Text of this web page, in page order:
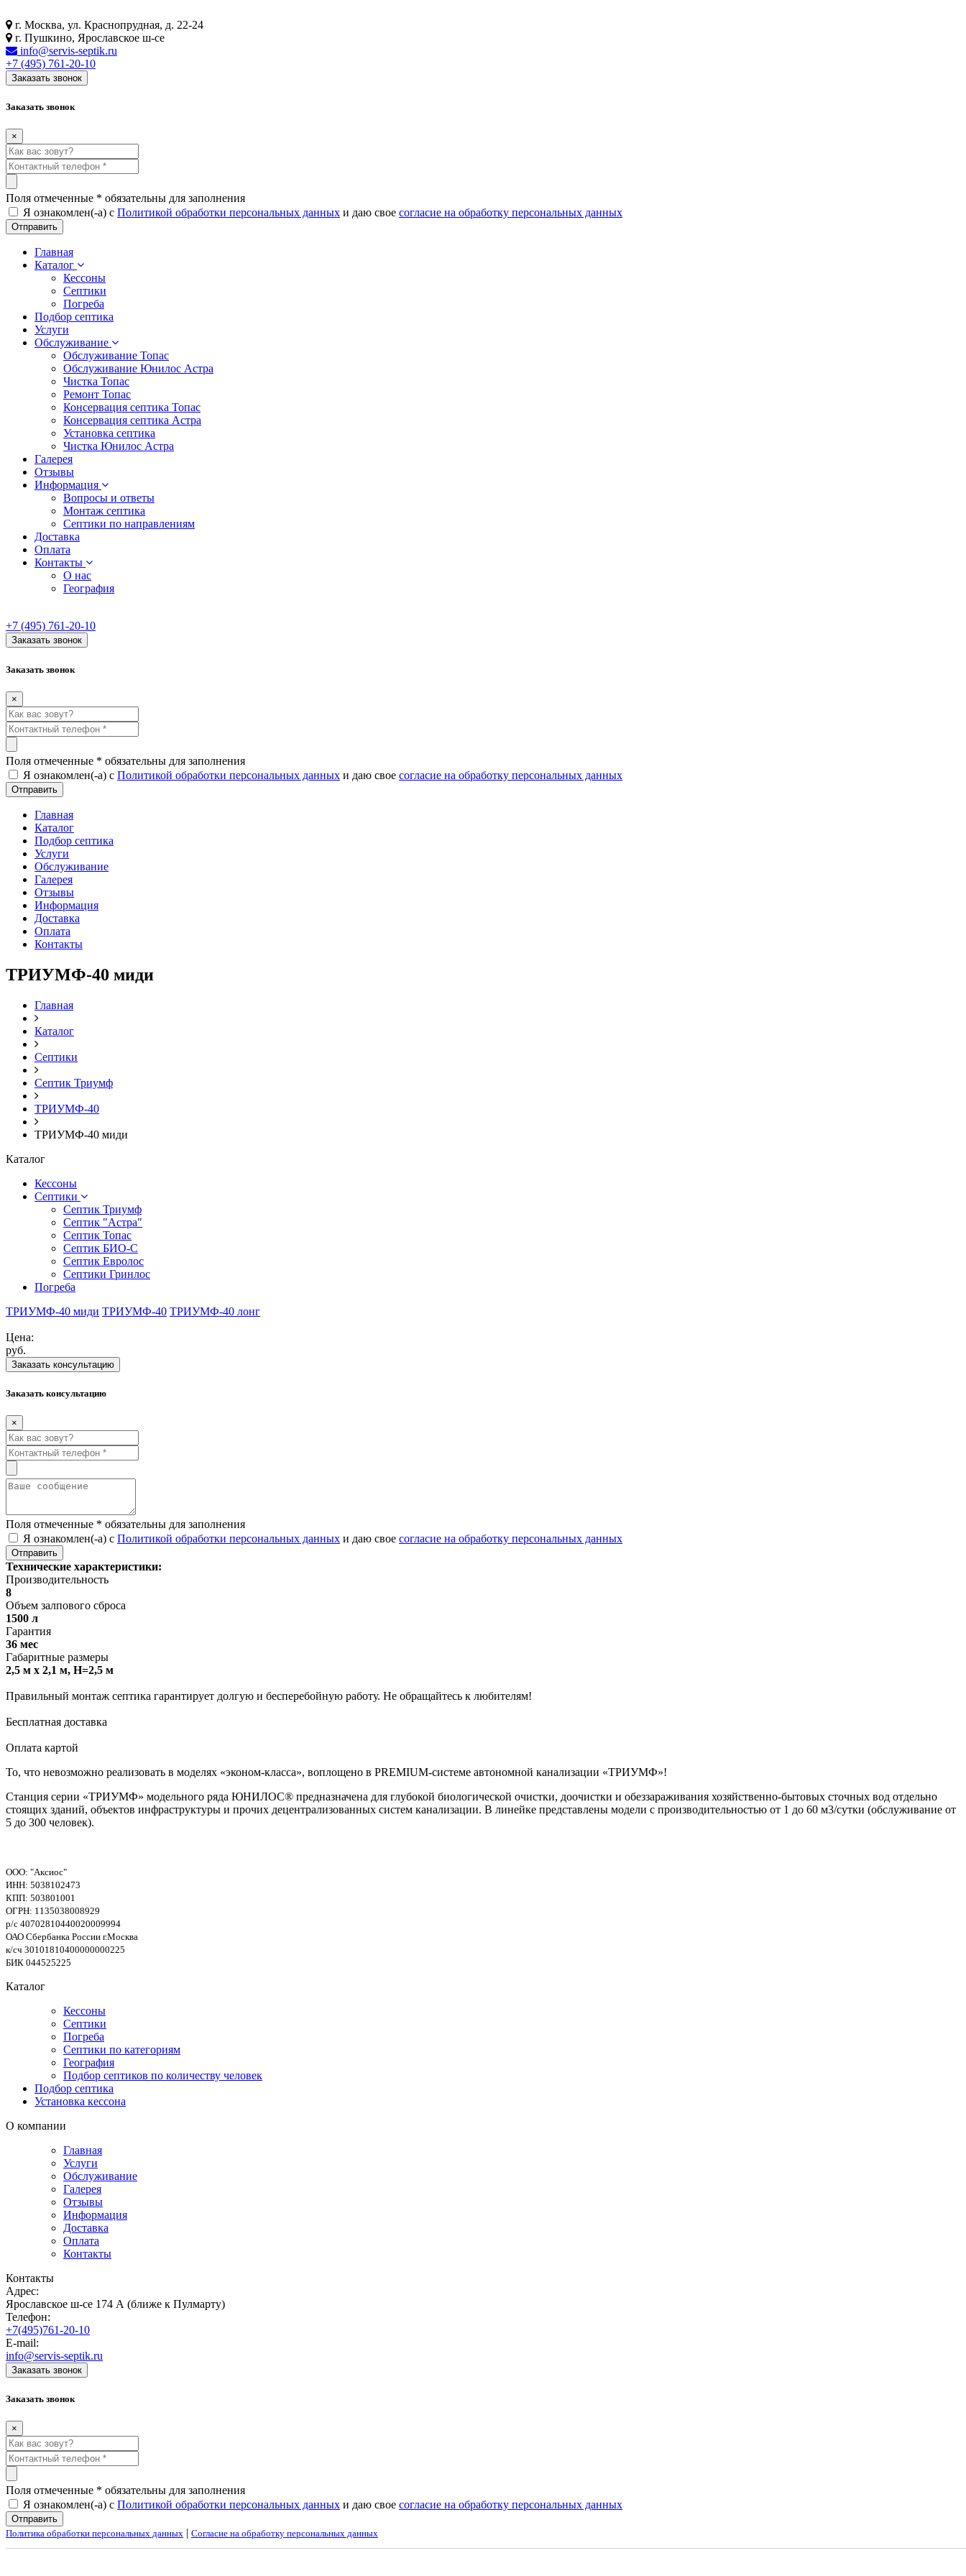
г. Москва, ул. Краснопрудная, д. 22-24
г. Пушкино, Ярославское ш-се
info@servis-septik.ru
+7 (495) 761-20-10
Заказать звонок
Заказать звонок
×
Поля отмеченные * обязательны для заполнения
Я ознакомлен(-а) с Политикой обработки персональных данных и даю свое согласие на обработку персональных данных
Главная
Каталог
Кессоны
Септики
Погреба
Подбор септика
Услуги
Обслуживание
Обслуживание Топас
Обслуживание Юнилос Астра
Чистка Топас
Ремонт Топас
Консервация септика Топас
Консервация септика Астра
Установка септика
Чистка Юнилос Астра
Галерея
Отзывы
Информация
Вопросы и ответы
Монтаж септика
Септики по направлениям
Доставка
Оплата
Контакты
О нас
География
+7 (495) 761-20-10
Заказать звонок
Заказать звонок
×
Поля отмеченные * обязательны для заполнения
Я ознакомлен(-а) с Политикой обработки персональных данных и даю свое согласие на обработку персональных данных
Главная
Каталог
Подбор септика
Услуги
Обслуживание
Галерея
Отзывы
Информация
Доставка
Оплата
Контакты
ТРИУМФ-40 миди
Главная
Каталог
Септики
Септик Триумф
ТРИУМФ-40
ТРИУМФ-40 миди
Каталог
Кессоны
Септики
Септик Триумф
Септик "Астра"
Септик Топас
Септик БИО-С
Септик Евролос
Септики Гринлос
Погреба
ТРИУМФ-40 миди ТРИУМФ-40 ТРИУМФ-40 лонг
Цена:
руб.
Заказать консультацию
Заказать консультацию
×
Поля отмеченные * обязательны для заполнения
Я ознакомлен(-а) с Политикой обработки персональных данных и даю свое согласие на обработку персональных данных
Технические характеристики:
Производительность
8
Объем залпового сброса
1500 л
Гарантия
36 мес
Габаритные размеры
2,5 м х 2,1 м, H=2,5 м
Правильный монтаж септика гарантирует долгую и бесперебойную работу. Не обращайтесь к любителям!
Бесплатная доставка
Оплата картой
То, что невозможно реализовать в моделях «эконом-класса», воплощено в PREMIUM-системе автономной канализации «ТРИУМФ»!
Станция серии «ТРИУМФ» модельного ряда ЮНИЛОС® предназначена для глубокой биологической очистки, доочистки и обеззараживания хозяйственно-бытовых сточных вод отдельно
стоящих зданий, объектов инфраструктуры и прочих децентрализованных систем канализации. В линейке представлены модели с производительностью от 1 до 60 м3/сутки (обслуживание от
5 до 300 человек).
ООО: "Аксиос"
ИНН: 5038102473
КПП: 503801001
ОГРН: 1135038008929
р/с 40702810440020009994
ОАО Сбербанка России г.Москва
к/сч 30101810400000000225
БИК 044525225
Каталог
Кессоны
Септики
Погреба
Септики по категориям
География
Подбор септиков по количеству человек
Подбор септика
Установка кессона
О компании
Главная
Услуги
Обслуживание
Галерея
Отзывы
Информация
Доставка
Оплата
Контакты
Контакты
Адрес:
Ярославское ш-се 174 А (ближе к Пулмарту)
Телефон:
+7(495)761-20-10
E-mail:
info@servis-septik.ru
Заказать звонок
Заказать звонок
×
Поля отмеченные * обязательны для заполнения
Я ознакомлен(-а) с Политикой обработки персональных данных и даю свое согласие на обработку персональных данных
Политика обработки персональных данных | Согласие на обработку персональных данных